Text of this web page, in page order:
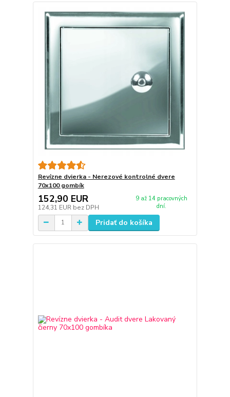
Revízne dvierka - Nerezové kontrolné dvere
70x100 gombík
152,90 EUR
124,31 EUR bez DPH
9 až 14 pracovných
dní.
Pridať do košíka